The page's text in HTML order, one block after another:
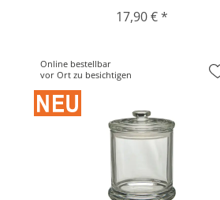
17,90 € *
Online bestellbar
vor Ort zu besichtigen